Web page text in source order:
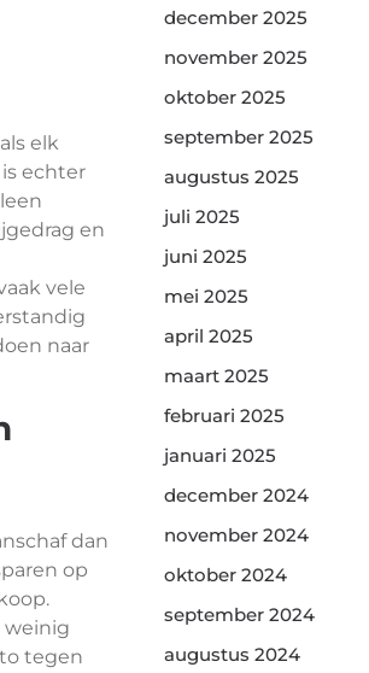
elk
echter
en
vele
naar
dan
op
weinig
tegen
december 2025
november 2025
oktober 2025
september 2025
augustus 2025
juli 2025
juni 2025
mei 2025
april 2025
maart 2025
februari 2025
januari 2025
december 2024
november 2024
oktober 2024
september 2024
augustus 2024